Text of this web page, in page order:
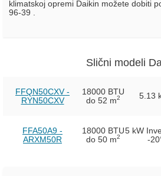
klimatskoj opremi Daikin možete dobiti
96-39 .
Slični modeli
FFQN50CXV -
RYN50CXV
18000 BTU
do 52 m2 5.13
FFA50A9 -
ARXM50R
18000 BTU
do 50 m2
5 kW
-